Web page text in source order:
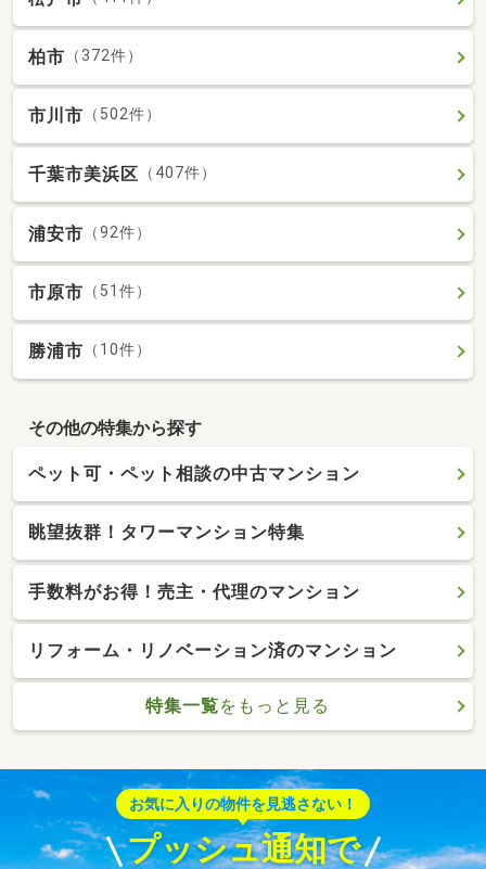
柏市 （372件）
市川市 （502件）
千葉市美浜区 （407件）
浦安市 （92件）
市原市 （51件）
勝浦市 （10件）
その他の特集から探す
ペット可・ペット相談の中古マンション
眺望抜群！タワーマンション特集
手数料がお得！売主・代理のマンション
リフォーム・リノベーション済のマンション
特集一覧をもっと見る
お気に入りの物件を見逃さない！
プッシュ通知で